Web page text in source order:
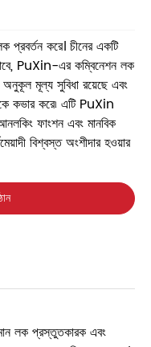
করে। চীনের একটি
PuXin-এর কম্বিনেশন লক
অনুকূল মূল্য সুবিধা রয়েছে এবং
কভার করে৷ এটি PuXin
ফাংশন এবং মানবিক
বিশ্বস্ত অংশীদার হওয়ার
লক প্রস্তুতকারক এবং